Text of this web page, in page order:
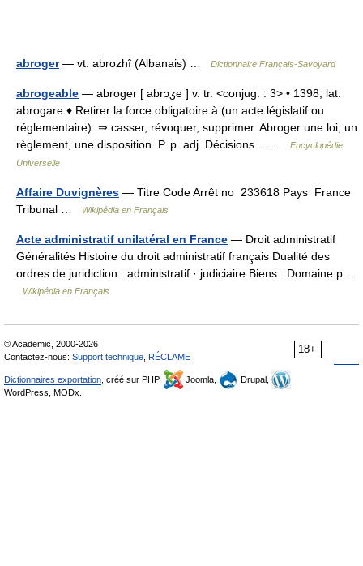
abroger— vt. abrozhî (Albanais) … Dictionnaire Français-Savoyard
abrogeable — abroger [ abrɔʒe ] v. tr. <conjug. : 3> • 1398; lat.
abrogare ♦ Retirer la force obligatoire à (un acte législatif ou
réglementaire). ⇒ casser, révoquer, supprimer. Abroger une loi, un
règlement, une disposition. P. p. adj. Décisions… …
Encyclopédie
Universelle
Affaire Duvignères — Titre Code Arrêt no 233618 Pays France
Tribunal …
Wikipédia en Français
Acte administratif unilatéral en France — Droit administratif
Généralités Histoire du droit administratif français Dualité des
ordres de juridiction : administratif · judiciaire Biens : Domaine p …
Wikipédia en Français
18+
© Academic, 2000-2026
Contactez-nous: Support technique RÉCLAME
Dictionnaires exportation , créé sur PHP, Joomla,
Drupal,
WordPress, MODx.